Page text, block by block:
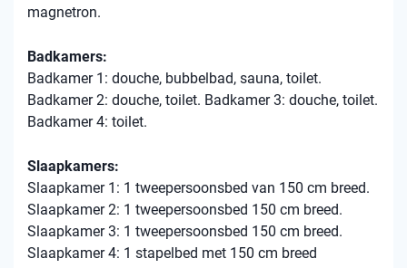
magnetron.
Badkamers:
Badkamer 1: douche, bubbelbad, sauna, toilet.
Badkamer 2: douche, toilet. Badkamer 3: douche, toilet.
Badkamer 4: toilet.
Slaapkamers:
Slaapkamer 1: 1 tweepersoonsbed van 150 cm breed.
Slaapkamer 2: 1 tweepersoonsbed 150 cm breed.
Slaapkamer 3: 1 tweepersoonsbed 150 cm breed.
Slaapkamer 4: 1 stapelbed met 150 cm breed